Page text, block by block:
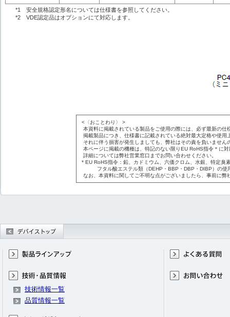
*1 安全規格認定形名については仕様書を参照してください。
*2 VDE認定品はオプションにて対応します。
<〈おことわり〉 >
本資料に掲載されている製品をご使用の際には、必ず最新の
掲載製品につき、仕様書に記載されている絶対最大定格や使
それに伴う損害が発生しましても、弊社はその責を負いません
本ページに掲載の機種は、特記のない限りEU RoHS指令＊に
詳細については弊社営業窓口までお問い合わせください。
* EU RoHS指令：鉛、カドミウム、六価クロム、水銀、特定臭
フタル酸エステル類（DEHP・BBP・DBP・DIBP）の使
なお、本資料に関してご不明な点がございましたら、事前に
技術情報一覧
品質情報一覧